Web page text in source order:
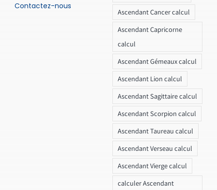
Contactez-nous
Ascendant Cancer calcul
Ascendant Capricorne
calcul
Ascendant Gémeaux calcul
Ascendant Lion calcul
Ascendant Sagittaire calcul
Ascendant Scorpion calcul
Ascendant Taureau calcul
Ascendant Verseau calcul
Ascendant Vierge calcul
calculer Ascendant